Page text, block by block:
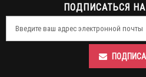
ПОДПИСАТЬСЯ